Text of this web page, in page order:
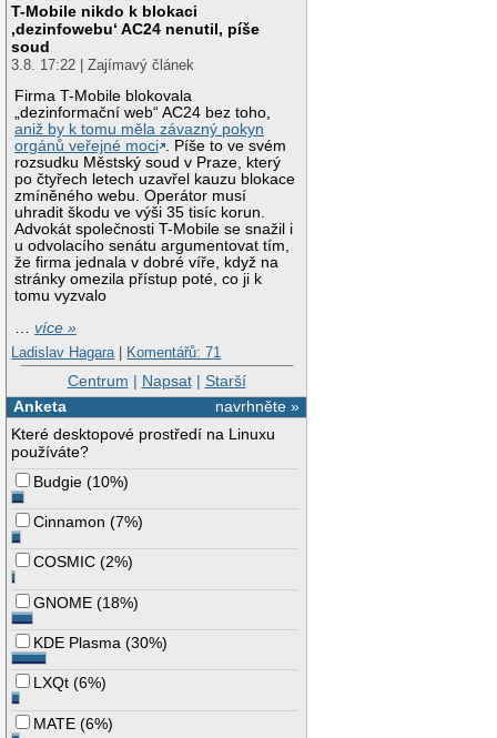
T-Mobile nikdo k blokaci
‚dezinfowebu‘ AC24 nenutil, píše
soud
3.8. 17:22 | Zajímavý článek
Firma T-Mobile blokovala
„dezinformační web“ AC24 bez toho,
aniž by k tomu měla závazný pokyn
orgánů veřejné moci . Píše to ve svém
rozsudku Městský soud v Praze, který
po čtyřech letech uzavřel kauzu blokace
zmíněného webu. Operátor musí
uhradit škodu ve výši 35 tisíc korun.
Advokát společnosti T-Mobile se snažil i
u odvolacího senátu argumentovat tím,
že firma jednala v dobré víře, když na
stránky omezila přístup poté, co ji k
tomu vyzvalo
…více »
Ladislav Hagara | Komentářů: 71
Centrum | Napsat| Starší
navrhněte »
Anketa
Které desktopové prostředí na Linuxu
používáte?
Budgie (10%)
Cinnamon (7%)
COSMIC (2%)
GNOME (18%)
KDE Plasma (30%)
LXQt (6%)
MATE (6%)